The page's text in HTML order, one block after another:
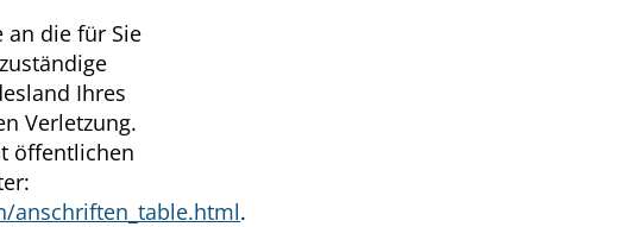
an die für Sie
Ihres
Verletzung.
öffentlichen
anschriften_table.html.